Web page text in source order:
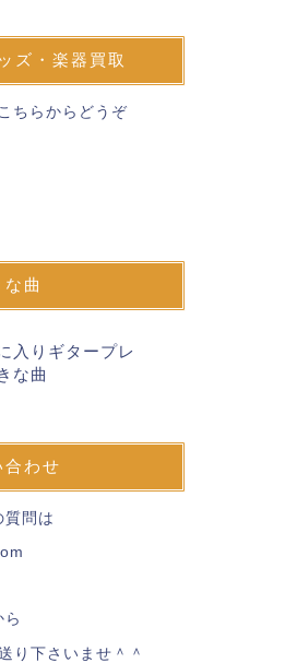
ズ・楽器買取
ちらからどうぞ
曲
入りギタープレ
な曲
合わせ
質問は
り下さいませ＾＾